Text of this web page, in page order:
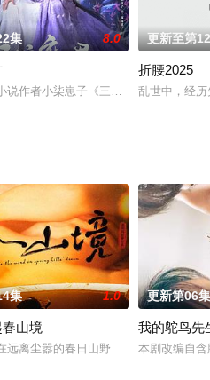
秀且不谙世故的她沉浸学术并作出了
像师齐楚进入了赵实的打拐专案组，
集 8.0
说作者小柒崽子《三嫁冥君》。苍云神
更新至第
折腰2025
乱世中，经
心、勇敢面对困难的爱情故事。通过
维生，却因一具流血的新娘纸人卷入
集 1.0
山境
远离尘嚣的春日山野，两个孤独的人
更新第06集
我的鸵鸟先
本剧改编自